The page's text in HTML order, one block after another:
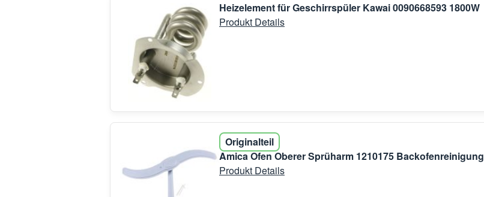
Heizelement für Geschirrspüler Kawai 0090668593 1800W
Produkt Details
Originalteil
Amica Ofen Oberer Sprüharm 1210175 Backofenreinigung
Produkt Details